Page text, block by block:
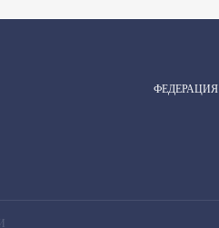
ФЕДЕРАЦИЯ